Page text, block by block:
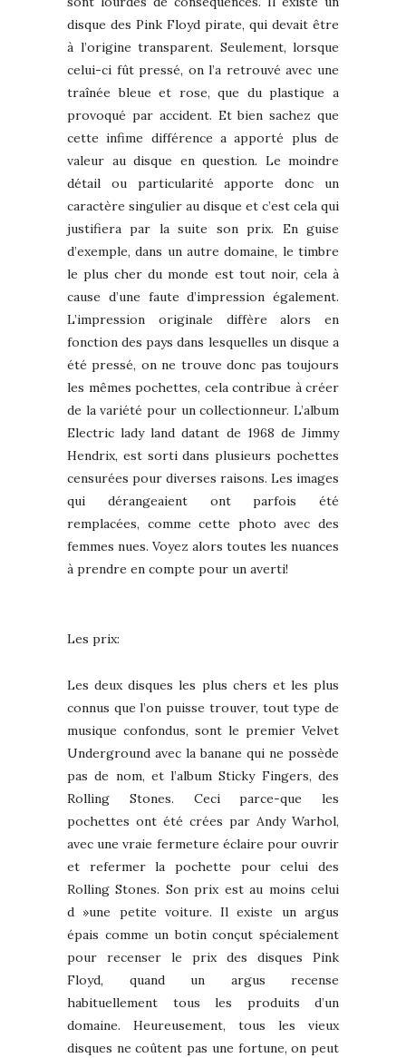
disque des Pink Floyd pirate, qui devait être
à l’origine transparent. Seulement, lorsque
celui-ci fût pressé, on l’a retrouvé avec une
traînée bleue et rose, que du plastique a
provoqué par accident. Et bien sachez que
cette infime différence a apporté plus de
valeur au disque en question. Le moindre
détail ou particularité apporte donc un
caractère singulier au disque et c’est cela qui
justifiera par la suite son prix. En guise
d’exemple, dans un autre domaine, le timbre
le plus cher du monde est tout noir, cela à
cause d’une faute d’impression également.
L’impression originale diffère alors en
fonction des pays dans lesquelles un disque a
été pressé, on ne trouve donc pas toujours
les mêmes pochettes, cela contribue à créer
de la variété pour un collectionneur. L’album
Electric lady land datant de 1968 de Jimmy
Hendrix, est sorti dans plusieurs pochettes
censurées pour diverses raisons. Les images
qui dérangeaient ont parfois été
remplacées, comme cette photo avec des
femmes nues. Voyez alors toutes les nuances
à prendre en compte pour un averti!
Les prix:
Les deux disques les plus chers et les plus
connus que l’on puisse trouver, tout type de
musique confondus, sont le premier Velvet
Underground avec la banane qui ne possède
pas de nom, et l’album Sticky Fingers, des
Rolling Stones. Ceci parce-que les
pochettes ont été crées par Andy Warhol,
avec une vraie fermeture éclaire pour ouvrir
et refermer la pochette pour celui des
Rolling Stones. Son prix est au moins celui
d »une petite voiture. Il existe un argus
épais comme un botin conçut spécialement
pour recenser le prix des disques Pink
Floyd, quand un argus recense
habituellement tous les produits d’un
domaine. Heureusement, tous les vieux
disques ne coûtent pas une fortune, on peut